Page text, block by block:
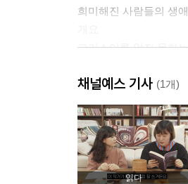
희미해진 사람들의 생애
그리스어를 알지 못하
엘리자베스 시대의 어
러시아 인의 관점
현대 소설
현대 수필
후원자와 사프란
현대인에게 어떤 반응을
채널예스 기사 (1개)
읽다